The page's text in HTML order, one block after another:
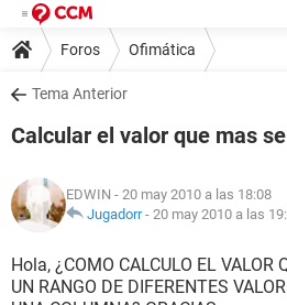
Foros Ofimática
Tema Anterior
Calcular el valor que mas
EDWIN - 20 may 2010 a las 18:08
Jugadorr- 20 may 2010 a las
Hola, ¿COMO CALCULO EL VALOR
UN RANGO DE DIFERENTES